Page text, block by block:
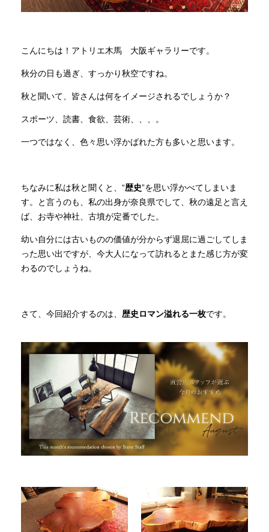
全商品一覧
納品事例
INFORMATION
お問い合わせ
こんにちは！アトリエ木馬 大阪ギャラリーです。
秋分の日も過ぎ、すっかり秋空ですね。
秋と聞いて、皆さんは何をイメージされるでしょうか？
スポーツ、読書、食欲、芸術、、、。
一つではなく、色々思い浮かばれた方も多いと思います。
ちなみに私は秋と聞くと、“歴史”を思い浮かべてしまいま
す。と言うのも、私の出身が奈良県でして、秋の遠足と言え
ば、お寺や神社、古墳が定番でした。
幼い自分には古いものの価値が分からず退屈に過ごしてしま
った思い出ですが、今大人になって訪れるとまた感じ方が変
わるのでしょうね。
さて、今回紹介するのは、 歴史ロマン溢れる一枚です。